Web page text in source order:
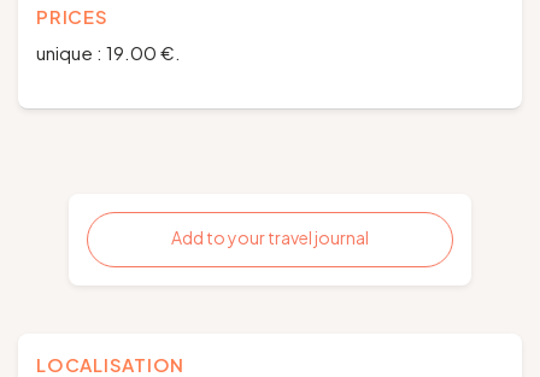
PRICES
unique : 19.00 €.
Add to your travel journal
LOCALISATION